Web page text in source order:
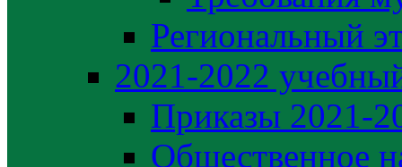
Региональный
2021-2022
Приказы 2021-
Общественное